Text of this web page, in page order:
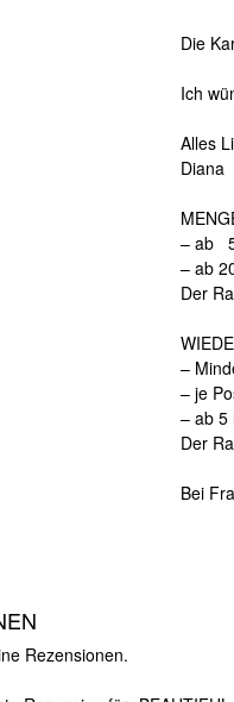
Die
Ich
Alles
Diana
– ab
– ab
Der
–
– je
– ab 5
Der
Bei
Rezensionen.